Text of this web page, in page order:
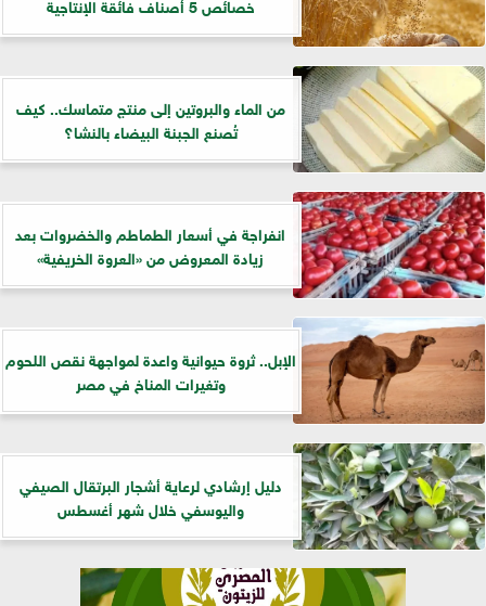
من الماء والبروتين إلى منتج متماسك.. كيف
تُصنع الجبنة البيضاء بالنشا؟
انفراجة في أسعار الطماطم والخضروات بعد
زيادة المعروض من «العروة الخريفية»
الإبل.. ثروة حيوانية واعدة لمواجهة نقص اللحوم
وتغيرات المناخ في مصر
دليل إرشادي لرعاية أشجار البرتقال الصيفي
واليوسفي خلال شهر أغسطس